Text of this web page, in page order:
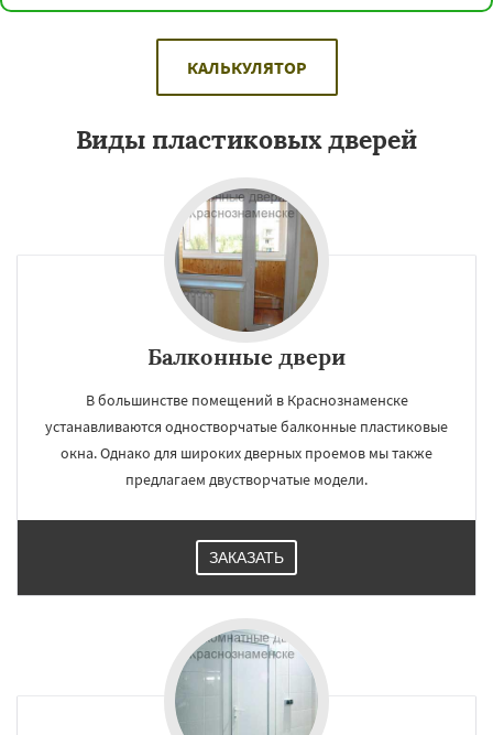
КАЛЬКУЛЯТОР
Виды пластиковых дверей
Балконные двери
В большинстве помещений в Краснознаменске
устанавливаются одностворчатые балконные пластиковые
окна. Однако для широких дверных проемов мы также
предлагаем двустворчатые модели.
ЗАКАЗАТЬ